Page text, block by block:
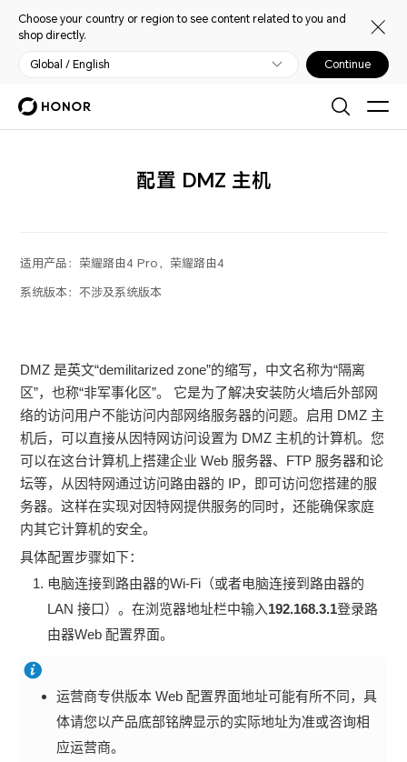
Choose your country or region to see content related to you and
shop directly.
Global / English Continue
配置 DMZ 主机
适用产品： 荣耀路由4 Pro，荣耀路由4
系统版本：不涉及系统版本
DMZ 是英文“demilitarized zone”的缩写，中文名称为“隔离
区”，也称“非军事化区”。 它是为了解决安装防火墙后外部网
络的访问用户不能访问内部网络服务器的问题。启用 DMZ 主
机后，可以直接从因特网访问设置为 DMZ 主机的计算机。您
可以在这台计算机上搭建企业 Web 服务器、FTP 服务器和论
坛等，从因特网通过访问路由器的 IP，即可访问您搭建的服
务器。这样在实现对因特网提供服务的同时，还能确保家庭
内其它计算机的安全。
具体配置步骤如下：
电脑连接到路由器的Wi-Fi（或者电脑连接到路由器的
LAN 接口）。在浏览器地址栏中输入192.168.3.1登录路
由器Web 配置界面。
运营商专供版本 Web 配置界面地址可能有所不同，具
体请您以产品底部铭牌显示的实际地址为准或咨询相
应运营商。